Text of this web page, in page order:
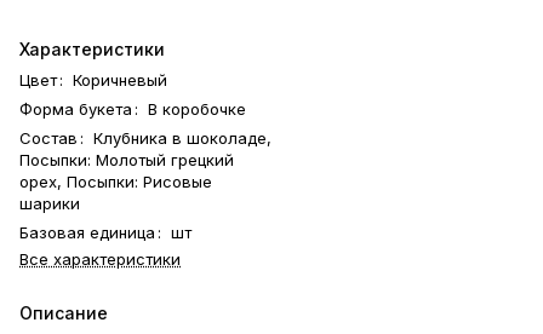
Характеристики
Цвет: Коричневый
Форма букета : В коробочке
Состав : Клубника в шоколаде,
Посыпки: Молотый грецкий
орех, Посыпки: Рисовые
шарики
Базовая единица : шт
Все характеристики
Описание